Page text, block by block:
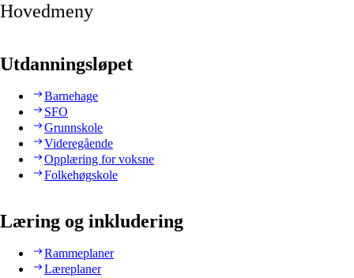
Hovedmeny
Utdanningsløpet
Barnehage
SFO
Grunnskole
Videregående
Opplæring for voksne
Folkehøgskole
Læring og inkludering
Rammeplaner
Læreplaner